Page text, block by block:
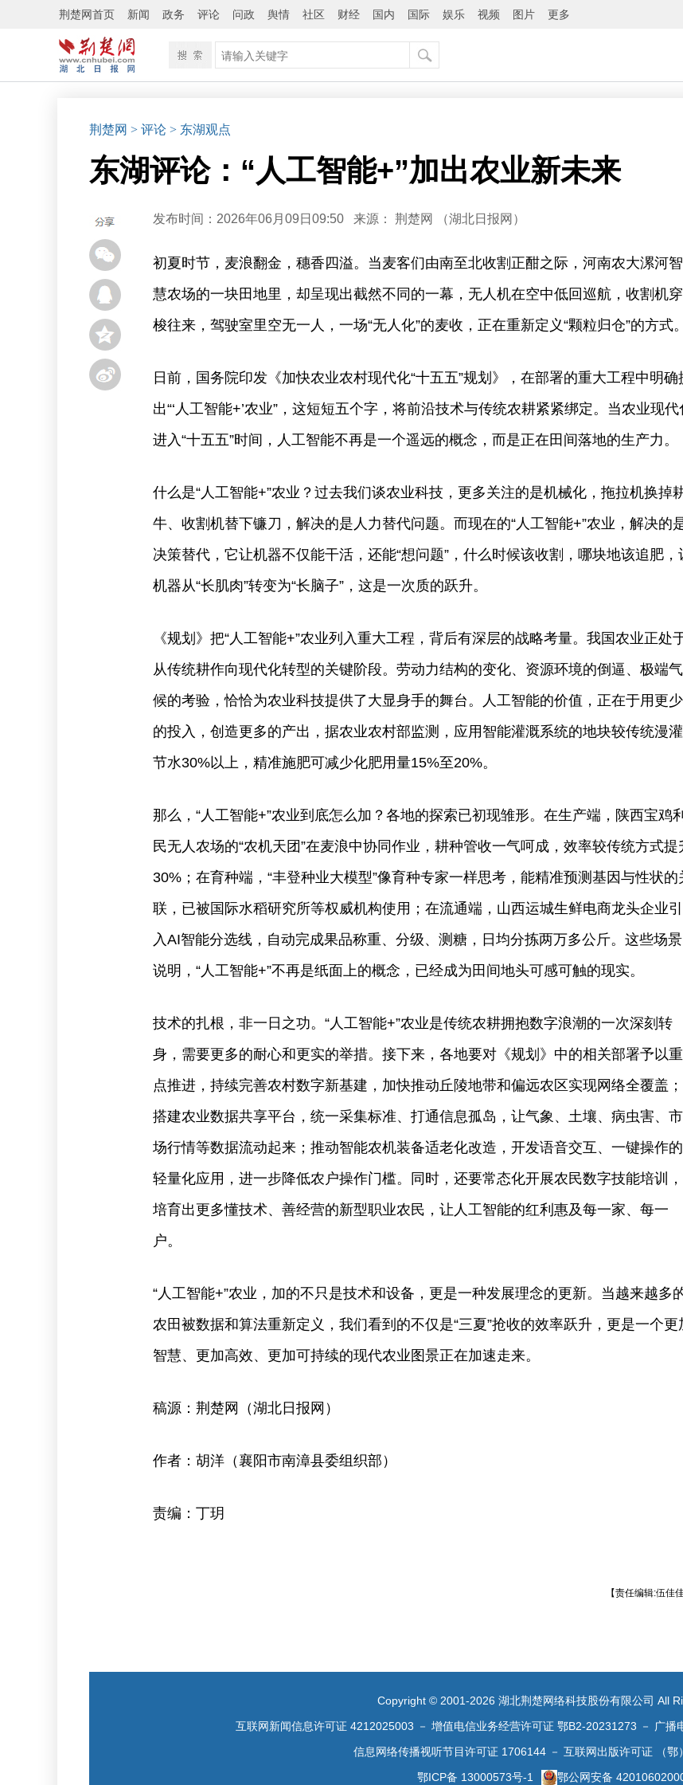
荆楚网首页 新闻 政务 评论 问政 舆情 社区 财经 国内 国际 娱乐 视频 图片 更多
荆楚网 > 评论 > 东湖观点
东湖评论：“人工智能+”加出农业新未来
发布时间：2026年06月09日09:50 来源： 荆楚网 ​（湖北日报网）
初夏时节，麦浪翻金，穗香四溢。当麦客们由南至北收割正酣之际，河南农大漯河智
慧农场的一块田地里，却呈现出截然不同的一幕，无人机在空中低回巡航，收割机穿
梭往来，驾驶室里空无一人，一场“无人化”的麦收，正在重新定义“颗粒归仓”的方式。
日前，国务院印发《加快农业农村现代化“十五五”规划》，在部署的重大工程中明确
出“‘人工智能+’农业”，这短短五个字，将前沿技术与传统农耕紧紧绑定。当农业现代
进入“十五五”时间，人工智能不再是一个遥远的概念，而是正在田间落地的生产力。
什么是“人工智能+”农业？过去我们谈农业科技，更多关注的是机械化，拖拉机换掉
牛、收割机替下镰刀，解决的是人力替代问题。而现在的“人工智能+”农业，解决的
决策替代，它让机器不仅能干活，还能“想问题”，什么时候该收割，哪块地该追肥，
机器从“长肌肉”转变为“长脑子”，这是一次质的跃升。
《规划》把“人工智能+”农业列入重大工程，背后有深层的战略考量。我国农业正处
从传统耕作向现代化转型的关键阶段。劳动力结构的变化、资源环境的倒逼、极端气
候的考验，恰恰为农业科技提供了大显身手的舞台。人工智能的价值，正在于用更少
的投入，创造更多的产出，据农业农村部监测，应用智能灌溉系统的地块较传统漫灌
节水30%以上，精准施肥可减少化肥用量15%至20%。
那么，“人工智能+”农业到底怎么加？各地的探索已初现雏形。在生产端，陕西宝鸡利
民无人农场的“农机天团”在麦浪中协同作业，耕种管收一气呵成，效率较传统方式提
30%；在育种端，“丰登种业大模型”像育种专家一样思考，能精准预测基因与性状的
联，已被国际水稻研究所等权威机构使用；在流通端，山西运城生鲜电商龙头企业引
入AI智能分选线，自动完成果品称重、分级、测糖，日均分拣两万多公斤。这些场景
说明，“人工智能+”不再是纸面上的概念，已经成为田间地头可感可触的现实。
技术的扎根，非一日之功。“人工智能+”农业是传统农耕拥抱数字浪潮的一次深刻转
身，需要更多的耐心和更实的举措。接下来，各地要对《规划》中的相关部署予以重
点推进，持续完善农村数字新基建，加快推动丘陵地带和偏远农区实现网络全覆盖；
搭建农业数据共享平台，统一采集标准、打通信息孤岛，让气象、土壤、病虫害、市
场行情等数据流动起来；推动智能农机装备适老化改造，开发语音交互、一键操作的
轻量化应用，进一步降低农户操作门槛。同时，还要常态化开展农民数字技能培训，
培育出更多懂技术、善经营的新型职业农民，让人工智能的红利惠及每一家、每一
户。
“人工智能+”农业，加的不只是技术和设备，更是一种发展理念的更新。当越来越多
农田被数据和算法重新定义，我们看到的不仅是“三夏”抢收的效率跃升，更是一个更
智慧、更加高效、更加可持续的现代农业图景正在加速走来。
稿源：荆楚网（湖北日报网）
作者：胡洋（襄阳市南漳县委组织部）
责编：丁玥
【责任编辑:伍佳佳
Copyright © 2001-2026 湖北荆楚网络科技股份有限公司 All
互联网新闻信息许可证 4212025003 － 增值电信业务经营许可证 鄂B2-20231273 －
广播
信息网络传播视听节目许可证 1706144 － 互联网出版许可证 （鄂
鄂ICP备 13000573号-1
鄂公网安备